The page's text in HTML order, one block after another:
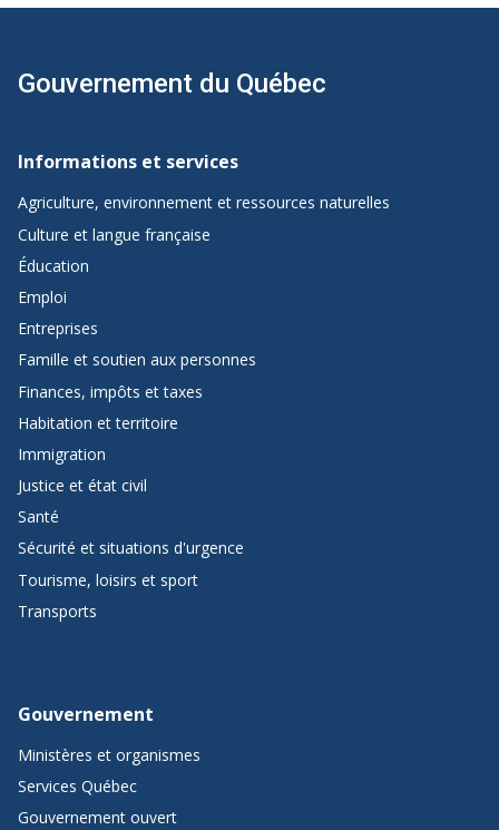
Gouvernement du Québec
de
pied
de
page
de
Québec.ca
Informations et services
Agriculture, environnement et ressources naturelles
Culture et langue française
Éducation
Emploi
Entreprises
Famille et soutien aux personnes
Finances, impôts et taxes
Habitation et territoire
Immigration
Justice et état civil
Santé
Sécurité et situations d'urgence
Tourisme, loisirs et sport
Transports
Gouvernement
Ministères et organismes
Services Québec
Gouvernement ouvert